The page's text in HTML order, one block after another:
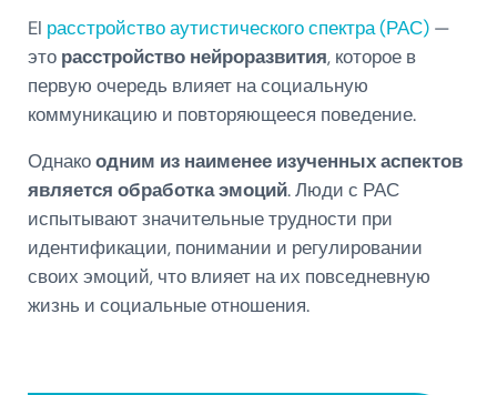
El расстройство аутистического спектра (РАС)—
это расстройство нейроразвития, которое в
первую очередь влияет на социальную
коммуникацию и повторяющееся поведение.
Однакоодним из наименее изученных аспектов
является обработка эмоций. Люди с РАС
испытывают значительные трудности при
идентификации, понимании и регулировании
своих эмоций, что влияет на их повседневную
жизнь и социальные отношения.